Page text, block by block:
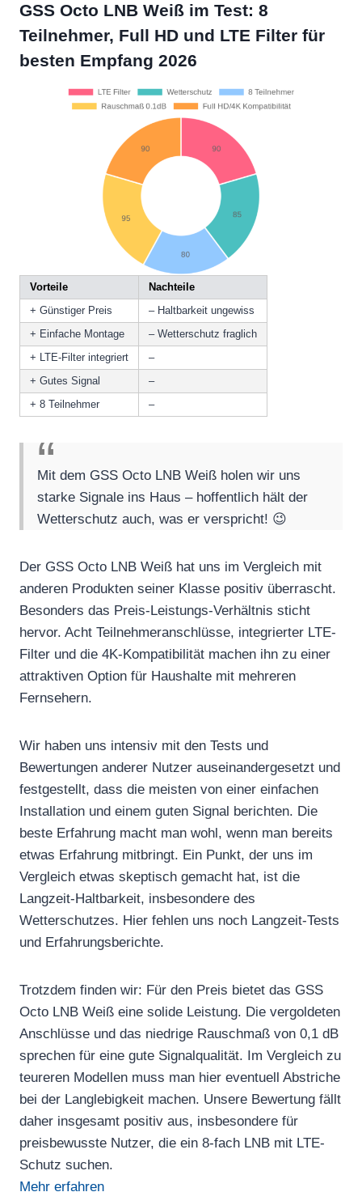
GSS Octo LNB Weiß im Test: 8
Teilnehmer, Full HD und LTE Filter für
besten Empfang 2026
Vorteile
Nachteile
+ Günstiger Preis
– Haltbarkeit ungewiss
+ Einfache Montage
– Wetterschutz fraglich
+ LTE-Filter integriert
–
+ Gutes Signal
–
+ 8 Teilnehmer
–
Mit dem GSS Octo LNB Weiß holen wir uns
starke Signale ins Haus – hoffentlich hält der
Wetterschutz auch, was er verspricht! 😉
Der GSS Octo LNB Weiß hat uns im Vergleich mit
anderen Produkten seiner Klasse positiv überrascht.
Besonders das Preis-Leistungs-Verhältnis sticht
hervor. Acht Teilnehmeranschlüsse, integrierter LTE-
Filter und die 4K-Kompatibilität machen ihn zu einer
attraktiven Option für Haushalte mit mehreren
Fernsehern.
Wir haben uns intensiv mit den Tests und
Bewertungen anderer Nutzer auseinandergesetzt und
festgestellt, dass die meisten von einer einfachen
Installation und einem guten Signal berichten. Die
beste Erfahrung macht man wohl, wenn man bereits
etwas Erfahrung mitbringt. Ein Punkt, der uns im
Vergleich etwas skeptisch gemacht hat, ist die
Langzeit-Haltbarkeit, insbesondere des
Wetterschutzes. Hier fehlen uns noch Langzeit-Tests
und Erfahrungsberichte.
Trotzdem finden wir: Für den Preis bietet das GSS
Octo LNB Weiß eine solide Leistung. Die vergoldeten
Anschlüsse und das niedrige Rauschmaß von 0,1 dB
sprechen für eine gute Signalqualität. Im Vergleich zu
teureren Modellen muss man hier eventuell Abstriche
bei der Langlebigkeit machen. Unsere Bewertung fällt
daher insgesamt positiv aus, insbesondere für
preisbewusste Nutzer, die ein 8-fach LNB mit LTE-
Schutz suchen.
Mehr erfahren